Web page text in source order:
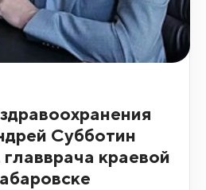
Субботин
главврача краевой